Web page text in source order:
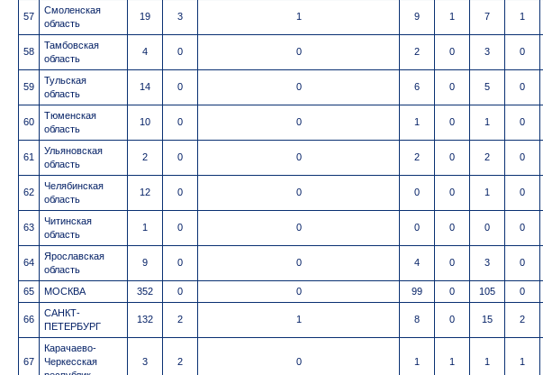
57
Смоленская
область
19 3 1 9 1 7 1
58
Тамбовская
область
4 0 0 2 0 3 0
59
Тульская
область
14 0 0 6 0 5 0
60
Тюменская
область
10 0 0 1 0 1 0
61
Ульяновская
область
2 0 0 2 0 2 0
62
Челябинская
область
12 0 0 0 0 1 0
63
Читинская
область
1 0 0 0 0 0 0
64
Ярославская
область
9 0 0 4 0 3 0
65 МОСКВА 352 0 0 99 0 105 0
66
САНКТ-
ПЕТЕРБУРГ
132 2 1 8 0 15 2
67
Карачаево-
Черкесская
3 2 0 1 1 1 1